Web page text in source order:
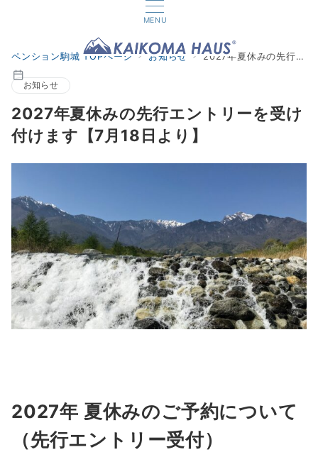
MENU
ペンション駒城 TOPページ お知らせ 2027年夏休みの先行エントリーを受け付けます【7月18日より】
お知らせ
2027年夏休みの先行エントリーを受け
付けます【7月18日より】
2027年 夏休みのご予約について
（先行エントリー受付）